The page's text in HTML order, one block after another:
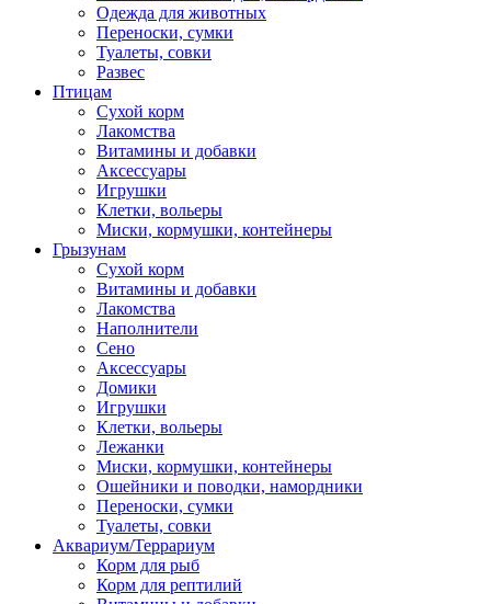
Одежда для животных
Переноски, сумки
Туалеты, совки
Развес
Птицам
Сухой корм
Лакомства
Витамины и добавки
Аксессуары
Игрушки
Клетки, вольеры
Миски, кормушки, контейнеры
Грызунам
Сухой корм
Витамины и добавки
Лакомства
Наполнители
Сено
Аксессуары
Домики
Игрушки
Клетки, вольеры
Лежанки
Миски, кормушки, контейнеры
Ошейники и поводки, намордники
Переноски, сумки
Туалеты, совки
Аквариум/Террариум
Корм для рыб
Корм для рептилий